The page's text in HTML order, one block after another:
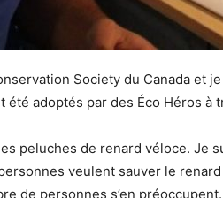
Society du Canada et
adoptés par des Éco Héros à
peluches de renard véloce. Je
veulent sauver le
de personnes s’en